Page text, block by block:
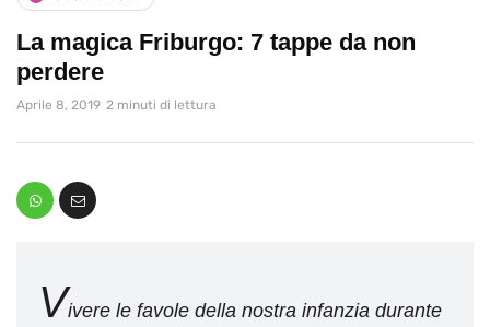
La magica Friburgo: 7 tappe da non
perdere
Aprile 8, 2019 2 minuti di lettura
Vivere le favole della nostra infanzia durante